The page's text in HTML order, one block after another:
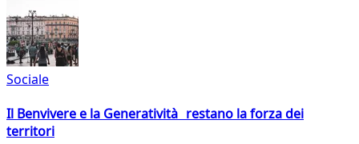
Sociale
Il Benvivere e la Generatività restano la forza dei
territori